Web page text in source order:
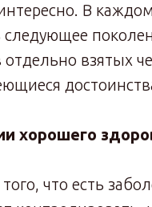
В
следующее
отдельно взятых
хорошего
что есть